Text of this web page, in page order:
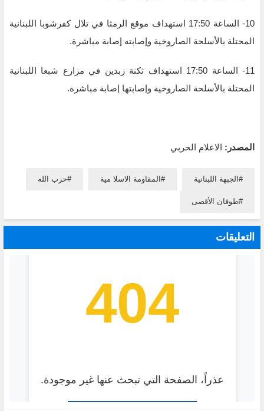
10- الساعة 17:50 استهداف موقع الرمثا في تلال كفرشوبا ‏اللبنانية
المحتلة بالأسلحة الصاروخية وإصابته إصابة مباشرة.
11- الساعة 17:50 استهداف ثكنة زبدين في مزارع شبعا ‏اللبنانية
المحتلة بالأسلحة الصاروخية وإصابتها إصابة مباشرة.
المصدر: الاعلام الحربي
الجبهة اللبنانية المقاومة الاسلا مية حزب الله
طوفان الأقصى
التعليقات